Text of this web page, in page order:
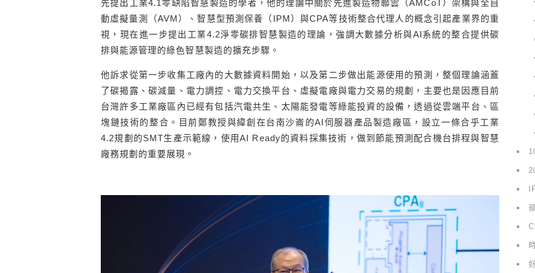
先提出工業4.1零缺陷智慧製造的學者，他的理論中關於先進製造物聯雲（AMCoT）架構與全自
動虛擬量測（AVM）、智慧型預測保養（IPM）與CPA等技術整合代理人的概念引起產業界的重
視，現在進一步提出工業4.2淨零碳排智慧製造的理論，強調大數據分析與AI系統的整合提供碳
排與能源管理的綠色智慧製造的擴充步驟。
他訴求從第一步收集工廠內的大數據資料開始，以及第二步做出能源使用的預測，整個理論涵蓋
了碳揭露、碳減量、電力調控、電力交換平台、虛擬電廠與電力交易的規劃，主要也是因應目前
台灣許多工業廠區內已經有包括汽電共生、太陽能發電等綠能投資的設備，透過從雲端平台、區
塊鏈技術的整合。目前鄭教授與緯創在台南沙崙的AI伺服器產品製造廠區，設立一條合乎工業
4.2規劃的SMT生產示範線，使用AI Ready的資料採集技術，做到節能預測配合機台排程與智慧
廠務規劃的重要展現。